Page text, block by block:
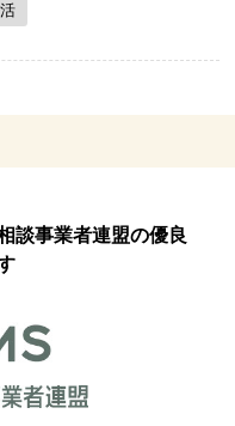
談事業者連盟の優良